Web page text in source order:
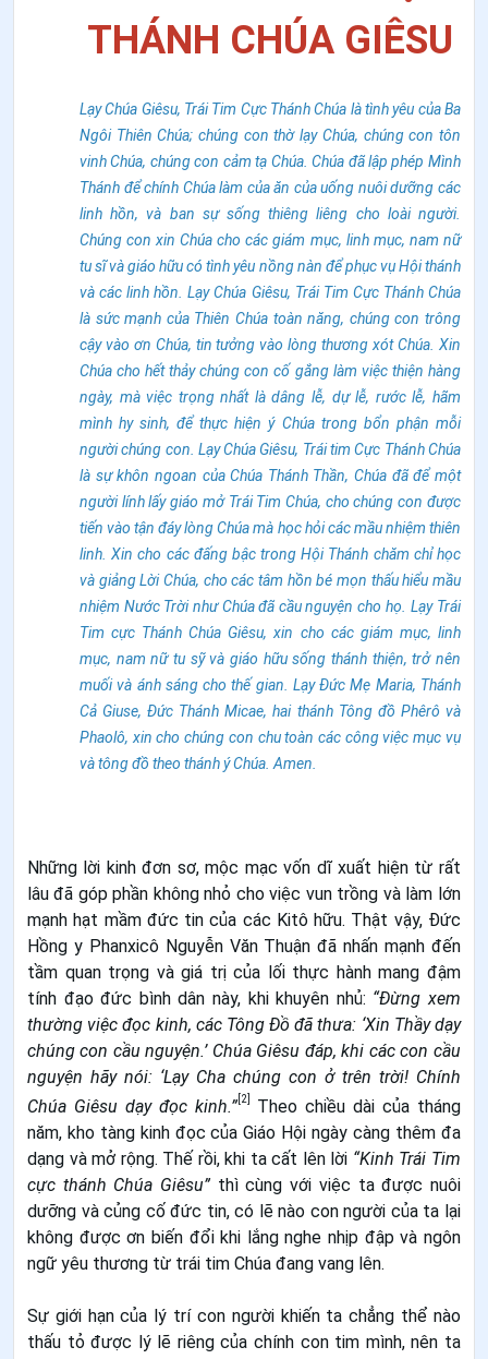
THÁNH CHÚA GIÊSU
Lạy Chúa Giêsu, Trái Tim Cực Thánh Chúa là tình yêu của Ba
Ngôi Thiên Chúa; chúng con thờ lạy Chúa, chúng con tôn
vinh Chúa, chúng con cảm tạ Chúa. Chúa đã lập phép Mình
Thánh để chính Chúa làm của ăn của uống nuôi dưỡng các
linh hồn, và ban sự sống thiêng liêng cho loài người.
Chúng con xin Chúa cho các giám mục, linh mục, nam nữ
tu sĩ và giáo hữu có tình yêu nồng nàn để phục vụ Hội thánh
và các linh hồn. Lạy Chúa Giêsu, Trái Tim Cực Thánh Chúa
là sức mạnh của Thiên Chúa toàn năng, chúng con trông
cậy vào ơn Chúa, tin tưởng vào lòng thương xót Chúa. Xin
Chúa cho hết thảy chúng con cố gắng làm việc thiện hàng
ngày, mà việc trọng nhất là dâng lễ, dự lễ, rước lễ, hãm
mình hy sinh, để thực hiện ý Chúa trong bổn phận mỗi
người chúng con. Lạy Chúa Giêsu, Trái tim Cực Thánh Chúa
là sự khôn ngoan của Chúa Thánh Thần, Chúa đã để một
người lính lấy giáo mở Trái Tim Chúa, cho chúng con được
tiến vào tận đáy lòng Chúa mà học hỏi các mầu nhiệm thiên
linh. Xin cho các đấng bậc trong Hội Thánh chăm chỉ học
và giảng Lời Chúa, cho các tâm hồn bé mọn thấu hiểu mầu
nhiệm Nước Trời như Chúa đã cầu nguyện cho họ. Lạy Trái
Tim cực Thánh Chúa Giêsu, xin cho các giám mục, linh
mục, nam nữ tu sỹ và giáo hữu sống thánh thiện, trở nên
muối và ánh sáng cho thế gian. Lạy Đức Mẹ Maria, Thánh
Cả Giuse, Đức Thánh Micae, hai thánh Tông đồ Phêrô và
Phaolô, xin cho chúng con chu toàn các công việc mục vụ
và tông đồ theo thánh ý Chúa. Amen.
Những lời kinh đơn sơ, mộc mạc vốn dĩ xuất hiện từ rất
lâu đã góp phần không nhỏ cho việc vun trồng và làm lớn
mạnh hạt mầm đức tin của các Kitô hữu. Thật vậy, Đức
Hồng y Phanxicô Nguyễn Văn Thuận đã nhấn mạnh đến
tầm quan trọng và giá trị của lối thực hành mang đậm
tính đạo đức bình dân này, khi khuyên nhủ: “Đừng xem
thường việc đọc kinh, các Tông Đồ đã thưa: ‘Xin Thầy dạy
chúng con cầu nguyện.’ Chúa Giêsu đáp, khi các con cầu
nguyện hãy nói: ‘Lạy Cha chúng con ở trên trời! Chính
Chúa Giêsu dạy đọc kinh.”[2]
Theo chiều dài của tháng
năm, kho tàng kinh đọc của Giáo Hội ngày càng thêm đa
dạng và mở rộng. Thế rồi, khi ta cất lên lời “Kinh Trái Tim
cực thánh Chúa Giêsu” thì cùng với việc ta được nuôi
dưỡng và củng cố đức tin, có lẽ nào con người của ta lại
không được ơn biến đổi khi lắng nghe nhịp đập và ngôn
ngữ yêu thương từ trái tim Chúa đang vang lên.
Sự giới hạn của lý trí con người khiến ta chẳng thể nào
thấu tỏ được lý lẽ riêng của chính con tim mình, nên ta